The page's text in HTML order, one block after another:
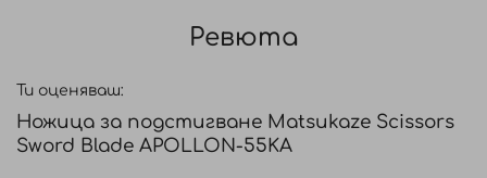
Ревюта
Ти оценяваш:
Ножица за подстигване Matsukaze Scissors
Sword Blade APOLLON-55KA